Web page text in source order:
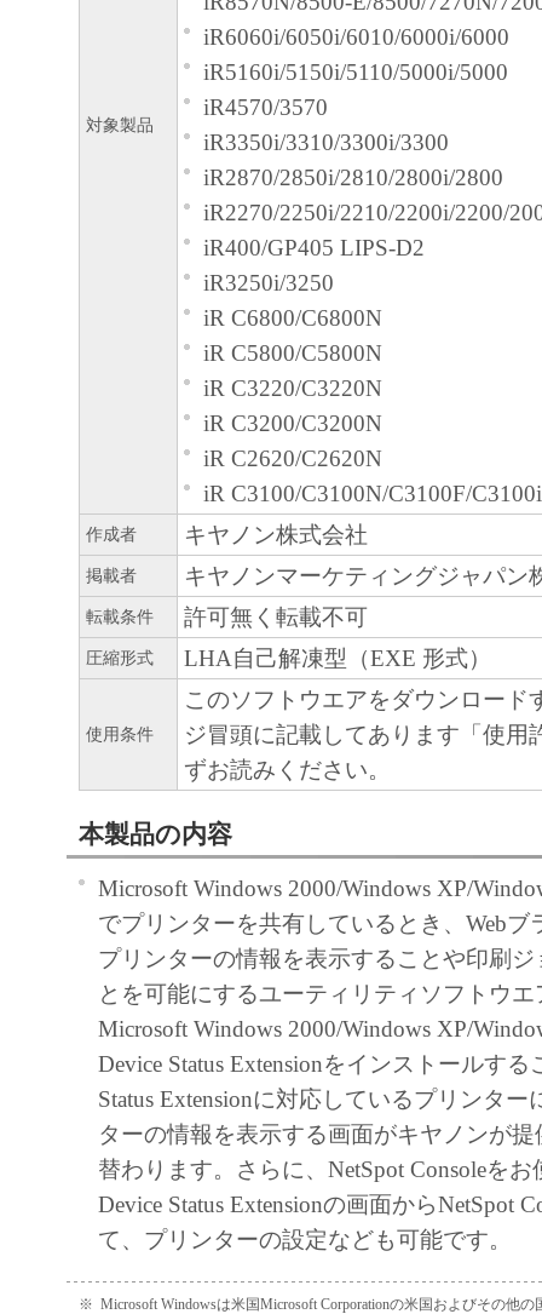
U.S. GOVERNMENT RESTRICTED
定義される「本ソフトウェア」を意味
とします。
分離可能性
本契約書のいずれかの条項またはその
無効であると決定された場合でも、そ
に有効に存続するものとします。
以 上
キヤノン株式会社
対象製品
iR6060i/6050i/6010/6000i/6000
iR5160i/5150i/5110/5000i/5000
iR4570/3570
iR3350i/3310/3300i/3300
iR2870/2850i/2810/2800i/2800
iR2270/2250i/2210/2200i/2200/
iR400/GP405 LIPS-D2
iR3250i/3250
iR C6800/C6800N
iR C5800/C5800N
iR C3220/C3220N
iR C3200/C3200N
iR C2620/C2620N
iR C3100/C3100N/C3100F/C3100i
作成者 キヤノン株式会社
掲載者 キヤノンマーケティングジャパン
転載条件 許可無く転載不可
圧縮形式 LHA自己解凍型（EXE 形式）
使用条件
このソフトウエアをダウンロード
ジ冒頭に記載してあります「使用
ずお読みください。
本製品の内容
Microsoft Windows 2000/Windows XP/
でプリンターを共有しているとき、Webブ
プリンターの情報を表示することや印刷
とを可能にするユーティリティソフトウエ
Microsoft Windows 2000/Windows XP/
Device Status Extensionをインストールする
Status Extensionに対応しているプリンタ
ターの情報を表示する画面がキヤノンが
替わります。さらに、NetSpot Consoleを
Device Status Extensionの画面からNetSpot
て、プリンターの設定なども可能です。
※ Microsoft Windowsは米国Microsoft Corporationの米国およびその他